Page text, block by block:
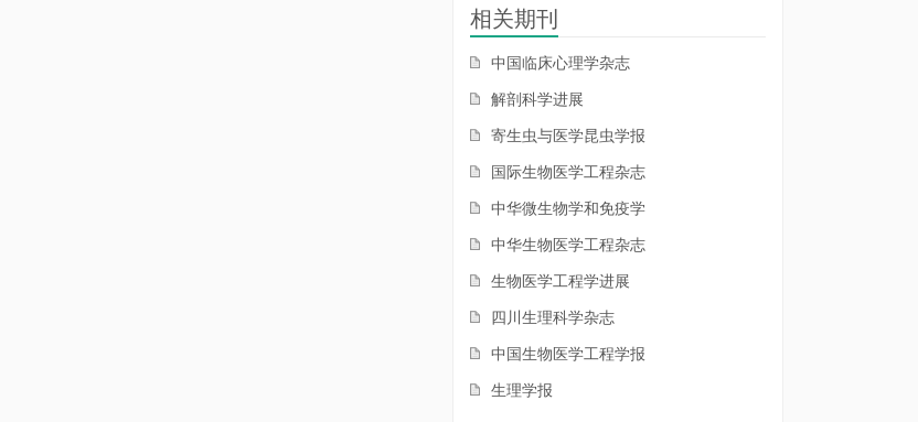
相关期刊
中国临床心理学杂志
解剖科学进展
寄生虫与医学昆虫学报
国际生物医学工程杂志
中华微生物学和免疫学
中华生物医学工程杂志
生物医学工程学进展
四川生理科学杂志
中国生物医学工程学报
生理学报